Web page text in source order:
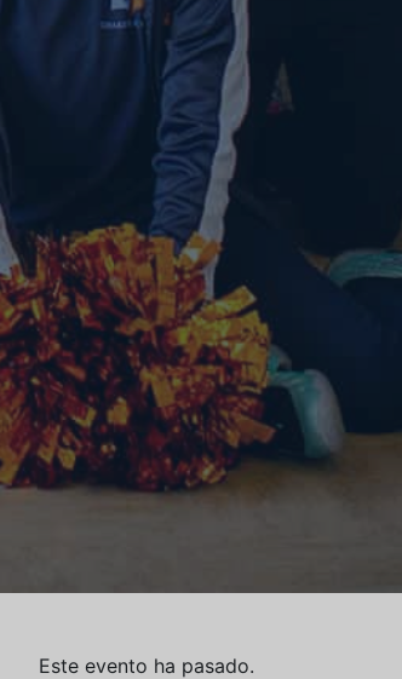
Este evento ha pasado.